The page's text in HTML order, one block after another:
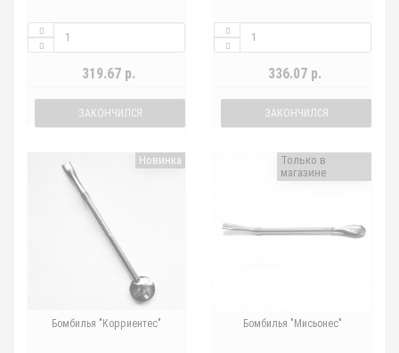
319.67 р.
ЗАКОНЧИЛСЯ
336.07 р.
ЗАКОНЧИЛСЯ
Новинка
Бомбилья "Корриентес"
Только в
магазине
Бомбилья "Мисьонес"